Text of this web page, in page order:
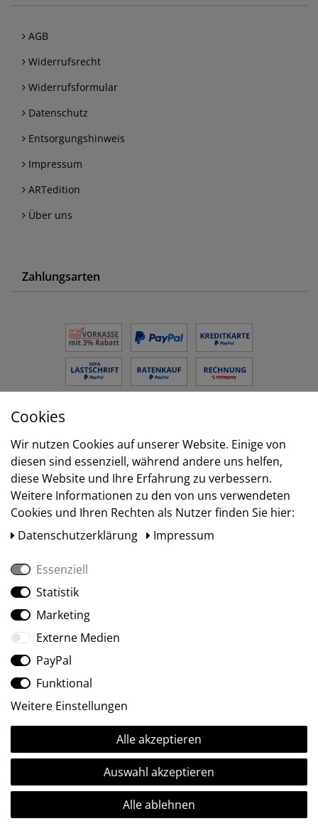
AGB
Widerrufsrecht
Widerrufsformular
Datenschutz
Entsorgungshinweis
Impressum
ARTedition
Über uns
Zahlungsarten
Versand
Social Media
Ⓒ2009-2026 ARTland GmbH • Alle Rechte vorbehalten.
Cookies
Wir nutzen Cookies auf unserer Website. Einige von
diesen sind essenziell, während andere uns helfen,
diese Website und Ihre Erfahrung zu verbessern.
Weitere Informationen zu den von uns verwendeten
Cookies und Ihren Rechten als Nutzer finden Sie hier:
Daten­schutz­erklärung
Impressum
Essenziell
Statistik
Marketing
Externe Medien
PayPal
Funktional
Weitere Einstellungen
Alle akzeptieren
Auswahl akzeptieren
Alle ablehnen